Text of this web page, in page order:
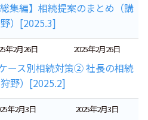
編】相続提案のまとめ（講
）[2025.3]
年2月26日 2025年2月26日
ス別相続対策② 社長の相続
狩野）[2025.2]
年2月3日 2025年2月3日